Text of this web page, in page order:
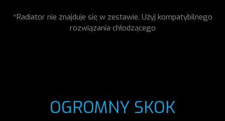
*Radiator nie znajduje się w zestawie. Użyj kompatybilnego
rozwiązania chłodzącego
OGROMNY SKOK